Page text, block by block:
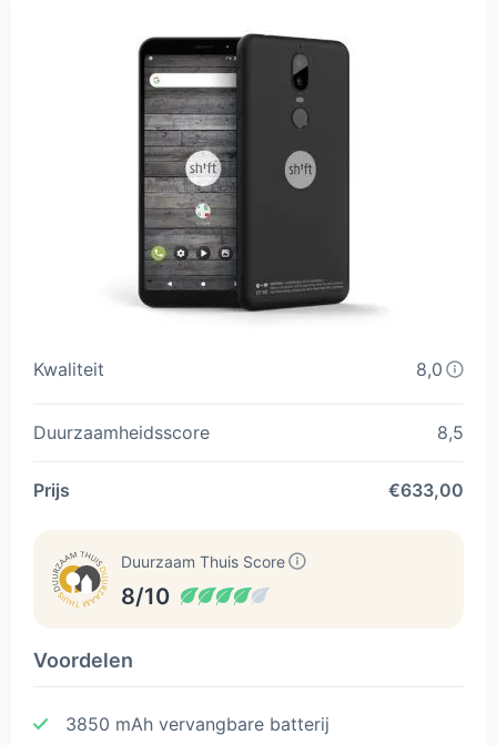
Kwaliteit 8,0
Duurzaamheidsscore 8,5
Prijs €633,00
Duurzaam Thuis Score
8/10
Voordelen
3850 mAh vervangbare batterij